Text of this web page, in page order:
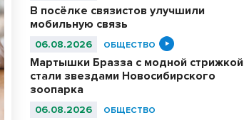
В посёлке связистов улучшили
мобильную связь
06.08.2026 ОБЩЕСТВО
Мартышки Бразза с модной стрижкой
стали звездами Новосибирского
зоопарка
06.08.2026 ОБЩЕСТВО